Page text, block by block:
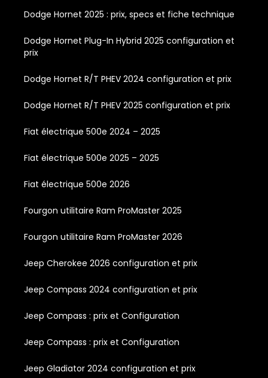
Dodge Hornet 2025 : prix, specs et fiche technique
Dodge Hornet Plug-In Hybrid 2025 configuration et
prix
Dodge Hornet R/T PHEV 2024 configuration et prix
Dodge Hornet R/T PHEV 2025 configuration et prix
Fiat électrique 500e 2024 – 2025
Fiat électrique 500e 2025 – 2025
Fiat électrique 500e 2026
Fourgon utilitaire Ram ProMaster 2025
Fourgon utilitaire Ram ProMaster 2026
Jeep Cherokee 2026 configuration et prix
Jeep Compass 2024 configuration et prix
Jeep Compass : prix et Configuration
Jeep Compass : prix et Configuration
Jeep Gladiator 2024 configuration et prix